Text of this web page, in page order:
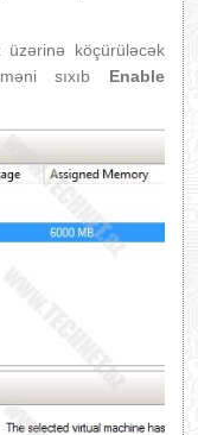
köçürüləcək
sıxıb Enable